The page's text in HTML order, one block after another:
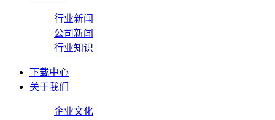
行业新闻
公司新闻
行业知识
下载中心
关于我们
企业文化